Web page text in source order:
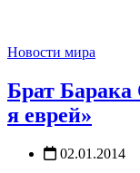
Новости мира
Брат
я еврей»
02.01.2014